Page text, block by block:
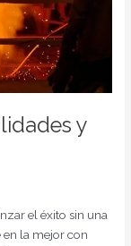
y
el éxito sin una
la mejor con